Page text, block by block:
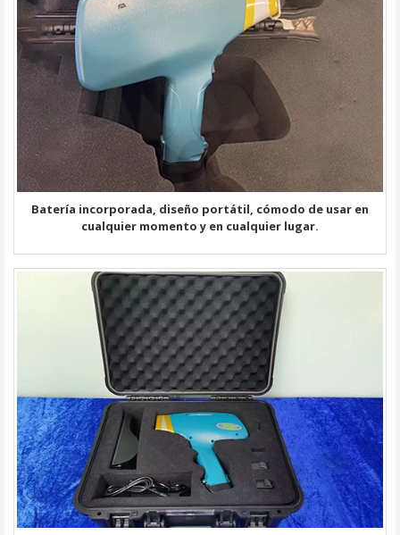
Batería incorporada, diseño portátil, cómodo de usar en
cualquier momento y en cualquier lugar.